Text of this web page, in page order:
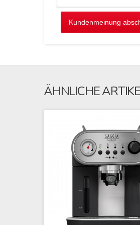
Kundenmeinung
ÄHNLICHE